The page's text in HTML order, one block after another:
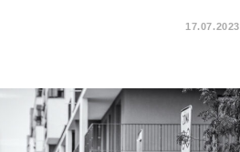
17.07.2023